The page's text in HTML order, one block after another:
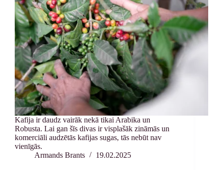
Kafija ir daudz vairāk nekā tikai Arabika un
Robusta. Lai gan šīs divas ir visplašāk zināmās un
komerciāli audzētās kafijas sugas, tās nebūt nav
vienīgās.
Armands Brants
19.02.2025